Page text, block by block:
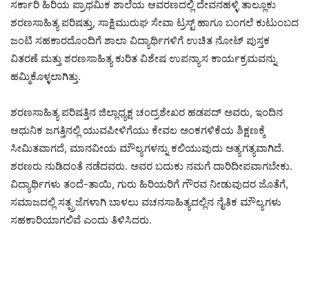
ಸರ್ಕಾರಿ ಹಿರಿಯ ಪ್ರಾಥಮಿಕ ಶಾಲೆಯ ಆವರಣದಲ್ಲಿ ದೇವನಹಳ್ಳಿ ತಾಲ್ಲೂಕು
ಶರಣಸಾಹಿತ್ಯ ಪರಿಷತ್ತು, ಸಾಕ್ಷಿಮುರುಘ ಸೇವಾ ಟ್ರಸ್ಟ್‌ ಹಾಗೂ ಬಂಗಲೆ ಕುಟುಂಬದ
ಜಂಟಿ ಸಹಕಾರದೊಂದಿಗೆ ಶಾಲಾ ವಿದ್ಯಾರ್ಥಿಗಳಿಗೆ ಉಚಿತ ನೋಟ್‌ ಪುಸ್ತಕ
ವಿತರಣೆ ಮತ್ತು ಶರಣಸಾಹಿತ್ಯ ಕುರಿತ ವಿಶೇಷ ಉಪನ್ಯಾಸ ಕಾರ್ಯಕ್ರಮವನ್ನು
ಹಮ್ಮಿಕೊಳ್ಳಲಾಗಿತ್ತು.
ಶರಣಸಾಹಿತ್ಯ ಪರಿಷತ್ತಿನ ಜಿಲ್ಲಾಧ್ಯಕ್ಷ ಚಂದ್ರಶೇಖರ ಹಡಪದ್‌ ಅವರು, ಇಂದಿನ
ಆಧುನಿಕ ಜಗತ್ತಿನಲ್ಲಿ ಯುವಪೀಳಿಗೆಯು ಕೇವಲ ಅಂಕಗಳಿಕೆಯ ಶಿಕ್ಷಣಕ್ಕೆ
ಸೀಮಿತವಾಗದೆ, ಮಾನವೀಯ ಮೌಲ್ಯಗಳನ್ನು ಕಲಿಯುವುದು ಅತ್ಯಗತ್ಯವಾಗಿದೆ.
ಶರಣರು ನುಡಿದಂತೆ ನಡೆದವರು. ಅವರ ಬದುಕು ನಮಗೆ ದಾರಿದೀಪವಾಗಬೇಕು.
ವಿದ್ಯಾರ್ಥಿಗಳು ತಂದೆ-ತಾಯಿ, ಗುರು ಹಿರಿಯರಿಗೆ ಗೌರವ ನೀಡುವುದರ ಜೊತೆಗೆ,
ಸಮಾಜದಲ್ಲಿ ಸತ್ಪ್ರಜೆಗಳಾಗಿ ಬಾಳಲು ವಚನಸಾಹಿತ್ಯದಲ್ಲಿನ ನೈತಿಕ ಮೌಲ್ಯಗಳು
ಸಹಕಾರಿಯಾಗಲಿವೆ ಎಂದು ತಿಳಿಸಿದರು.